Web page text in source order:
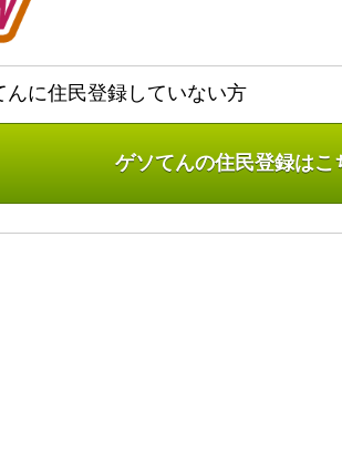
んに住民登録していない方
ゲソてんの住民登録はこ